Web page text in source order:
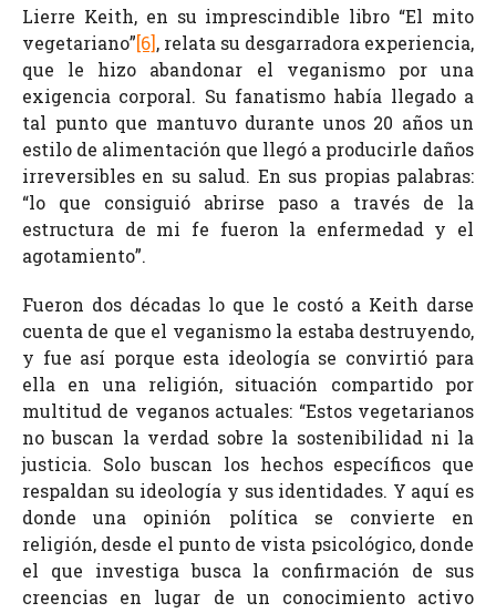
Lierre Keith, en su imprescindible libro “El mito
vegetariano”[6], relata su desgarradora experiencia,
que le hizo abandonar el veganismo por una
exigencia corporal. Su fanatismo había llegado a
tal punto que mantuvo durante unos 20 años un
estilo de alimentación que llegó a producirle daños
irreversibles en su salud. En sus propias palabras:
“lo que consiguió abrirse paso a través de la
estructura de mi fe fueron la enfermedad y el
agotamiento”.
Fueron dos décadas lo que le costó a Keith darse
cuenta de que el veganismo la estaba destruyendo,
y fue así porque esta ideología se convirtió para
ella en una religión, situación compartido por
multitud de veganos actuales: “Estos vegetarianos
no buscan la verdad sobre la sostenibilidad ni la
justicia. Solo buscan los hechos específicos que
respaldan su ideología y sus identidades. Y aquí es
donde una opinión política se convierte en
religión, desde el punto de vista psicológico, donde
el que investiga busca la confirmación de sus
creencias en lugar de un conocimiento activo